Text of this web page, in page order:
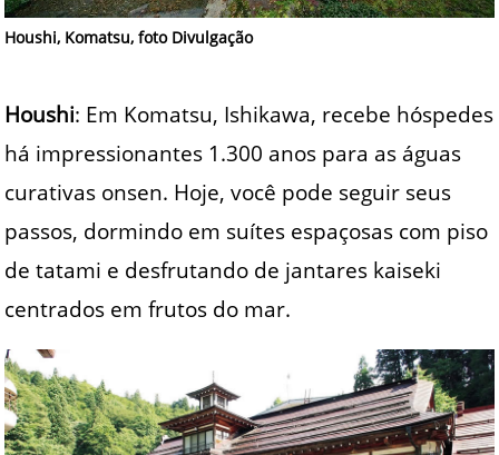
Houshi, Komatsu, foto Divulgação
Houshi: Em Komatsu, Ishikawa, recebe hóspedes
há impressionantes 1.300 anos para as águas
curativas onsen. Hoje, você pode seguir seus
passos, dormindo em suítes espaçosas com piso
de tatami e desfrutando de jantares kaiseki
centrados em frutos do mar.